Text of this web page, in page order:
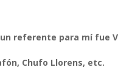
referente para mí fue
Chufo Llorens, etc.